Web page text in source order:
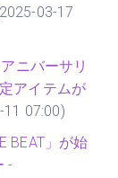
03-17
ニバーサリ
アイテムが
07:00)
BEAT」が始
-